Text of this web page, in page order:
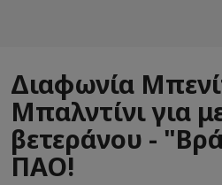
Διαφωνία
Μπαλντίνι για
βετεράνου -
ΠΑΟ!